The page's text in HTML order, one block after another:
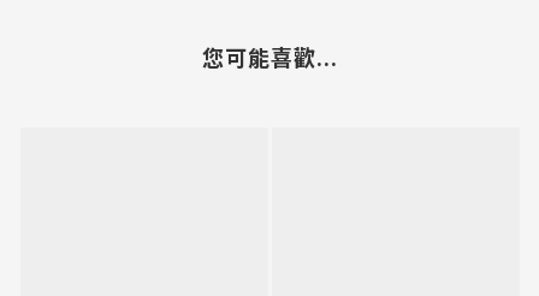
您可能喜歡...